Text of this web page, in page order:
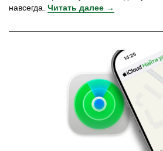
навсегда. Читать далее →